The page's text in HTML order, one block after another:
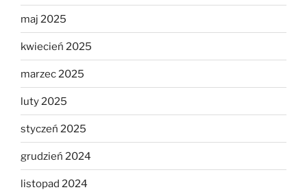
maj 2025
kwiecień 2025
marzec 2025
luty 2025
styczeń 2025
grudzień 2024
listopad 2024